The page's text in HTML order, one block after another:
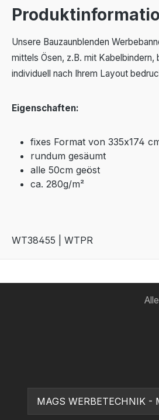
Unsere Bauzaunblenden
mittels Ösen, z.B. mit
individuell nach Ihrem Layout
Eigenschaften:
fixes Format von 335x174
rundum gesäumt
alle 50cm geöst
ca. 280g/m²
WT38455 | WTPR
MAGS WERBETECHNIK